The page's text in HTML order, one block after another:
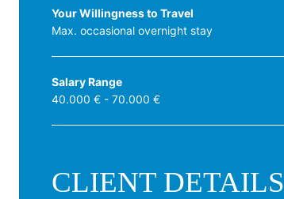
Your Willingness to Travel
Max. occasional overnight stay
Salary Range
40.000 € - 70.000 €
CLIENT DETAILS